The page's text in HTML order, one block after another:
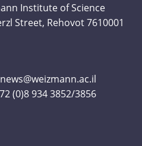
Institute of Science
Street, Rehovot 7610001
news@weizmann.ac.il
(0)8 934 3852/3856